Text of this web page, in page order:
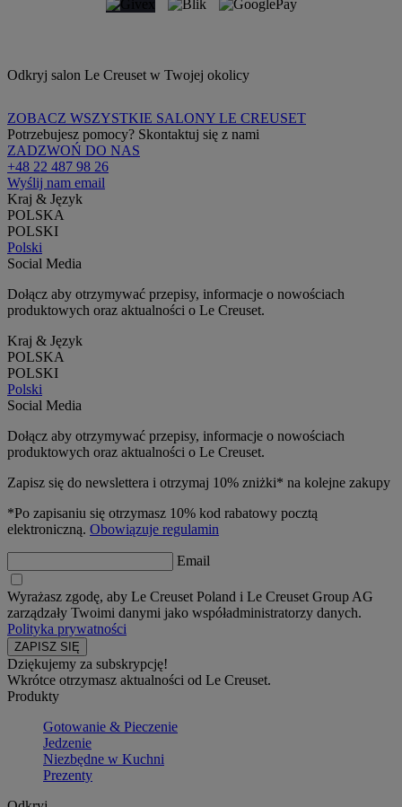
Odkryj salon Le Creuset w Twojej okolicy
ZOBACZ WSZYSTKIE SALONY LE CREUSET
Potrzebujesz pomocy? Skontaktuj się z nami
ZADZWOŃ DO NAS
+48 22 487 98 26
Wyślij nam email
Kraj & Język
POLSKA
POLSKI
Polski
Social Media
Dołącz aby otrzymywać przepisy, informacje o nowościach
produktowych oraz aktualności o Le Creuset.
Kraj & Język
POLSKA
POLSKI
Polski
Social Media
Dołącz aby otrzymywać przepisy, informacje o nowościach
produktowych oraz aktualności o Le Creuset.
Zapisz się do newslettera i otrzymaj 10% zniżki* na kolejne zakupy
*Po zapisaniu się otrzymasz 10% kod rabatowy pocztą
elektroniczną. Obowiązuje regulamin
Email
Wyrażasz zgodę, aby Le Creuset Poland i Le Creuset Group AG
zarządzały Twoimi danymi jako współadministratorzy danych.
Polityka prywatności
Dziękujemy za subskrypcję!
Wkrótce otrzymasz aktualności od Le Creuset.
Produkty
Gotowanie & Pieczenie
Jedzenie
Niezbędne w Kuchni
Prezenty